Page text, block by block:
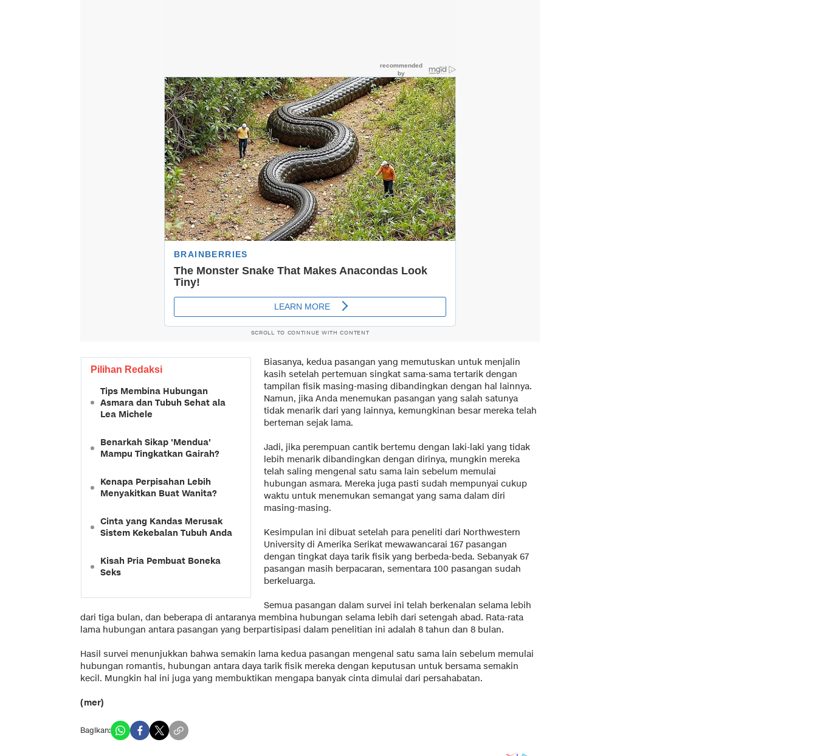
SCROLL TO CONTINUE WITH CONTENT
Pilihan Redaksi
Tips Membina Hubungan
Asmara dan Tubuh Sehat ala
Lea Michele
Benarkah Sikap 'Mendua'
Mampu Tingkatkan Gairah?
Kenapa Perpisahan Lebih
Menyakitkan Buat Wanita?
Cinta yang Kandas Merusak
Sistem Kekebalan Tubuh Anda
Kisah Pria Pembuat Boneka
Seks
Biasanya, kedua pasangan yang memutuskan untuk menjalin
kasih setelah pertemuan singkat sama-sama tertarik dengan
tampilan fisik masing-masing dibandingkan dengan hal lainnya.
Namun, jika Anda menemukan pasangan yang salah satunya
tidak menarik dari yang lainnya, kemungkinan besar mereka telah
berteman sejak lama.
Jadi, jika perempuan cantik bertemu dengan laki-laki yang tidak
lebih menarik dibandingkan dengan dirinya, mungkin mereka
telah saling mengenal satu sama lain sebelum memulai
hubungan asmara. Mereka juga pasti sudah mempunyai cukup
waktu untuk menemukan semangat yang sama dalam diri
masing-masing.
Kesimpulan ini dibuat setelah para peneliti dari Northwestern
University di Amerika Serikat mewawancarai 167 pasangan
dengan tingkat daya tarik fisik yang berbeda-beda. Sebanyak 67
pasangan masih berpacaran, sementara 100 pasangan sudah
berkeluarga.
Semua pasangan dalam survei ini telah berkenalan selama lebih
dari tiga bulan, dan beberapa di antaranya membina hubungan selama lebih dari setengah abad. Rata-rata
lama hubungan antara pasangan yang berpartisipasi dalam penelitian ini adalah 8 tahun dan 8 bulan.
Hasil survei menunjukkan bahwa semakin lama kedua pasangan mengenal satu sama lain sebelum memulai
hubungan romantis, hubungan antara daya tarik fisik mereka dengan keputusan untuk bersama semakin
kecil. Mungkin hal ini juga yang membuktikan mengapa banyak cinta dimulai dari persahabatan.
(mer)
Bagikan: